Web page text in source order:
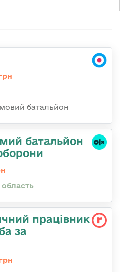
батальйон
батальйон
працівник
за